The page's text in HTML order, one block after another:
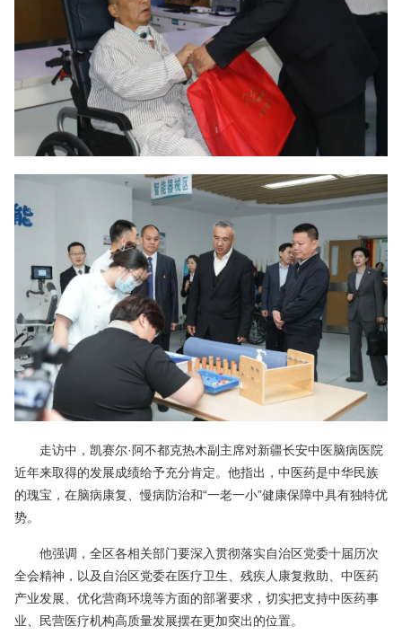
走访中，凯赛尔·阿不都克热木副主席对新疆长安中医脑病医院
近年来取得的发展成绩给予充分肯定。他指出，中医药是中华民族
的瑰宝，在脑病康复、慢病防治和“一老一小”健康保障中具有独特优
势。
他强调，全区各相关部门要深入贯彻落实自治区党委十届历次
全会精神，以及自治区党委在医疗卫生、残疾人康复救助、中医药
产业发展、优化营商环境等方面的部署要求，切实把支持中医药事
业、民营医疗机构高质量发展摆在更加突出的位置。